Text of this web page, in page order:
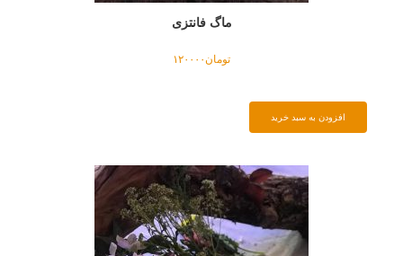
ماگ فانتزی
تومان۱۲۰۰۰۰
افزودن به سبد خرید